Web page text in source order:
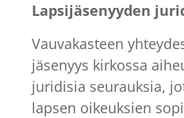
Lapsijäsenyyden
Vauvakasteen
jäsenyys kirkossa
juridisia seurauksia,
lapsen oikeuksien